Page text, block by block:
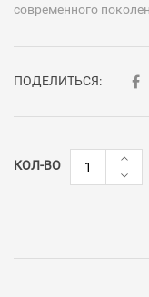
современного
ПОДЕЛИТЬСЯ:
КОЛ-ВО
Количество
Motoland
Raptor